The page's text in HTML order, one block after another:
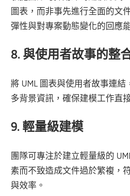
圖表，而非事先進行全面的文
彈性與對專案動態變化的回應
8. 與使用者故事的整
將 UML 圖表與使用者故事連
多背景資訊，確保建模工作直
9. 輕量級建模
團隊可專注於建立輕量級的
素而不致造成文件過於繁複，
與效率。